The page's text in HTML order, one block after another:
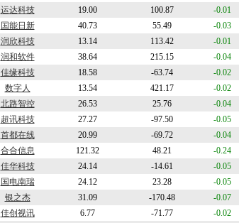
运达科技 19.00 100.87 -0.01
国能日新 40.73 55.49 -0.03
润欣科技 13.14 113.42 -0.01
润和软件 38.64 215.15 -0.04
佳缘科技 18.58 -63.74 -0.02
数字人 13.54 421.17 -0.02
北路智控 26.53 25.76 -0.04
超讯科技 27.27 -97.50 -0.05
首都在线 20.99 -69.72 -0.04
合合信息 121.32 48.21 -0.24
佳华科技 24.14 -14.61 -0.05
国电南瑞 24.12 23.28 -0.05
银之杰 31.09 -170.48 -0.07
佳创视讯 6.77 -71.77 -0.02